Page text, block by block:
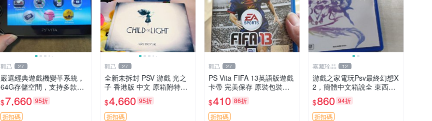
觀己 27
嚴選經典遊戲機變革系統，
64G存儲空間，支持多款模
擬器享受懷舊樂趣 黑店版 P
SV 游戲 模擬器
$7,660 95折
折扣碼
觀己 27
全新未拆封 PSV 游戲 光之
子 香港版 中文 原箱附特典
畫冊 輝耀上市嚴選商品 光
之子 港版 PSV 特典畫冊
$4,660 95折
折扣碼
觀己 27
PS Vita FIFA 13英語版遊戲
卡帶 完美保存 原裝包裝盒
推薦收藏 FIFA 13 PSVita E
A Sports 官方版
$410 86折
折扣碼
嘉藏珍品 12
游戲之家電玩Psv最終幻想X
2，簡體中文箱說全 東西有
現貨 可以發手物品 無質量
問題售不退不換
$860 94折
折扣碼